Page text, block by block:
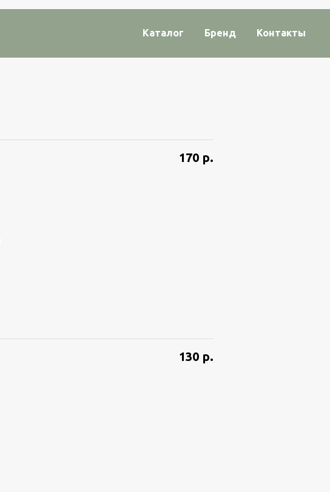
Каталог Бренд Контакты
170 р.
130 р.